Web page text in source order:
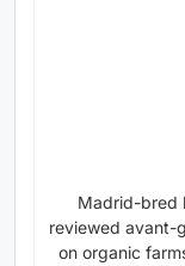
Madrid-bred
reviewed avant-
on organic